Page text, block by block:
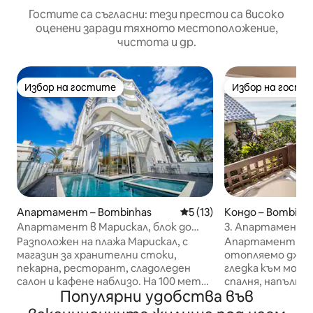
Гостите са съгласни: тези престои са високо
оценени заради тяхното местоположение,
чистота и др.
Избор на гостите
Избор на гостите
Апартамент – Bombinhas Средна оценка: 5 от 5,
5 (13)
Апартамент в Марискал, блок до
морето с басейн.
Разположен на плажа Марискал, с
магазин за хранителни стоки,
пекарна, ресторант, сладоледен
салон и кафене наблизо. На 100 метра
от плажа 2 собствени бани с двойно
легло, а в една от спалните има
Избор на
Избор на
Кондо –
3. Апартамент с
към морето –
Апартамент
отопляемо
гледка към
спалня, напълно
(готварска
микровълнова
Популярни удобства във